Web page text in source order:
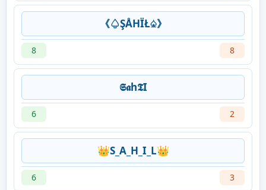
《♤ŞÅHÏŁ♤》
8 8
𝕾𝖆h𝕿I
6 2
👑S_A_H_I_L👑
6 3